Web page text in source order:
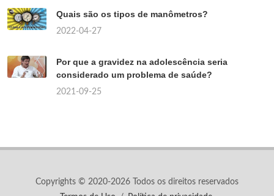
Quais são os tipos de manômetros?
2022-04-27
Por que a gravidez na adolescência seria
considerado um problema de saúde?
2021-09-25
Copyrights © 2020-2026 Todos os direitos reservados